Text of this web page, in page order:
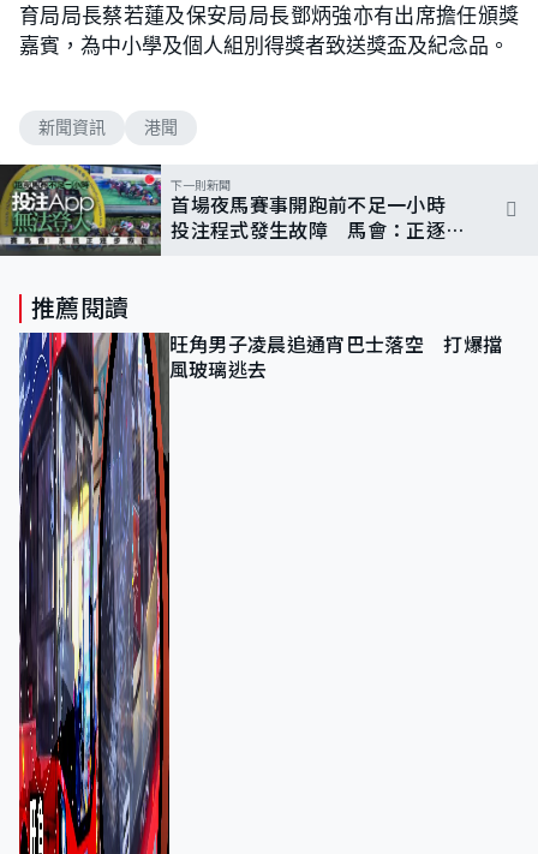
育局局長蔡若蓮及保安局局長鄧炳強亦有出席擔任頒獎
嘉賓，為中小學及個人組別得獎者致送獎盃及紀念品。
新聞資訊 港聞
下一則新聞
首場夜馬賽事開跑前不足一小時
投注程式發生故障 馬會：正逐步
推薦閱讀
旺角男子凌晨追通宵巴士落空 打爆擋
風玻璃逃去